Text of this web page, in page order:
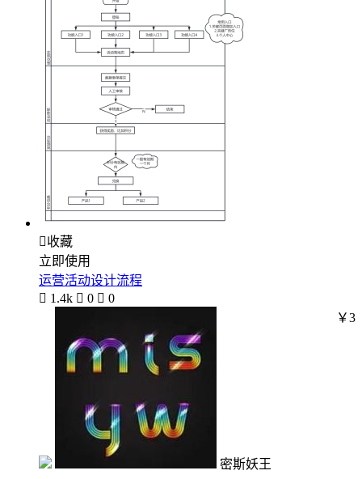
收藏
立即使用
运营活动设计流程
 1.4k  0  0
密斯妖王
￥3